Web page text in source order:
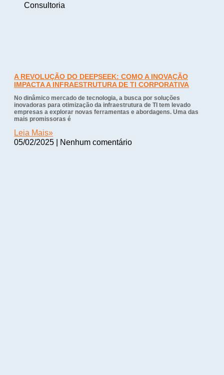
Consultoria
A REVOLUÇÃO DO DEEPSEEK: COMO A INOVAÇÃO
IMPACTA A INFRAESTRUTURA DE TI CORPORATIVA
No dinâmico mercado de tecnologia, a busca por soluções
inovadoras para otimização da infraestrutura de TI tem levado
empresas a explorar novas ferramentas e abordagens. Uma das
mais promissoras é
Leia Mais»
05/02/2025
Nenhum comentário